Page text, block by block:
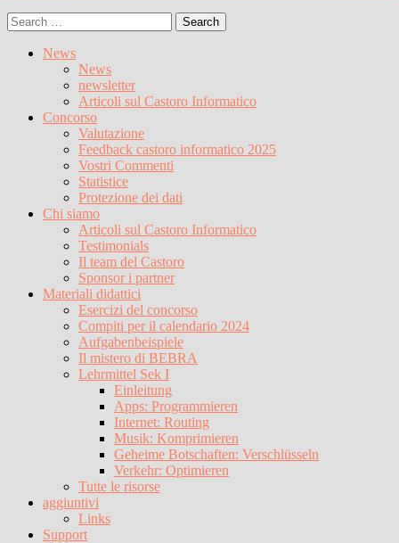
Search
for:
News
News
newsletter
Articoli sul Castoro Informatico
Concorso
Valutazione
Feedback castoro informatico 2025
Vostri Commenti
Statistice
Protezione dei dati
Chi siamo
Articoli sul Castoro Informatico
Testimonials
Il team del Castoro
Sponsor i partner
Materiali didattici
Esercizi del concorso
Compiti per il calendario 2024
Aufgabenbeispiele
Il mistero di BEBRA
Lehrmittel Sek I
Einleitung
Apps: Programmieren
Internet: Routing
Musik: Komprimieren
Geheime Botschaften: Verschlüsseln
Verkehr: Optimieren
Tutte le risorse
aggiuntivi
Links
Support